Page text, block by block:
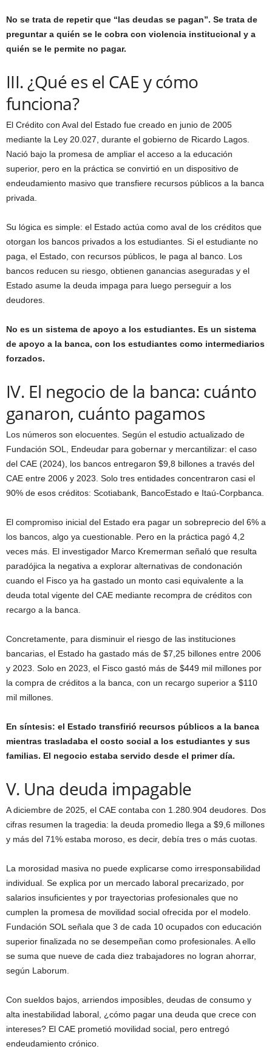
No se trata de repetir que “las deudas se pagan”. Se trata de
preguntar a quién se le cobra con violencia institucional y a
quién se le permite no pagar.
III. ¿Qué es el CAE y cómo
funciona?
El Crédito con Aval del Estado fue creado en junio de 2005
mediante la Ley 20.027, durante el gobierno de Ricardo Lagos.
Nació bajo la promesa de ampliar el acceso a la educación
superior, pero en la práctica se convirtió en un dispositivo de
endeudamiento masivo que transfiere recursos públicos a la banca
privada.
Su lógica es simple: el Estado actúa como aval de los créditos que
otorgan los bancos privados a los estudiantes. Si el estudiante no
paga, el Estado, con recursos públicos, le paga al banco. Los
bancos reducen su riesgo, obtienen ganancias aseguradas y el
Estado asume la deuda impaga para luego perseguir a los
deudores.
No es un sistema de apoyo a los estudiantes. Es un sistema
de apoyo a la banca, con los estudiantes como intermediarios
forzados.
IV. El negocio de la banca: cuánto
ganaron, cuánto pagamos
Los números son elocuentes. Según el estudio actualizado de
Fundación SOL, Endeudar para gobernar y mercantilizar: el caso
del CAE (2024), los bancos entregaron $9,8 billones a través del
CAE entre 2006 y 2023. Solo tres entidades concentraron casi el
90% de esos créditos: Scotiabank, BancoEstado e Itaú-Corpbanca.
El compromiso inicial del Estado era pagar un sobreprecio del 6% a
los bancos, algo ya cuestionable. Pero en la práctica pagó 4,2
veces más. El investigador Marco Kremerman señaló que resulta
paradójica la negativa a explorar alternativas de condonación
cuando el Fisco ya ha gastado un monto casi equivalente a la
deuda total vigente del CAE mediante recompra de créditos con
recargo a la banca.
Concretamente, para disminuir el riesgo de las instituciones
bancarias, el Estado ha gastado más de $7,25 billones entre 2006
y 2023. Solo en 2023, el Fisco gastó más de $449 mil millones por
la compra de créditos a la banca, con un recargo superior a $110
mil millones.
En síntesis: el Estado transfirió recursos públicos a la banca
mientras trasladaba el costo social a los estudiantes y sus
familias. El negocio estaba servido desde el primer día.
V. Una deuda impagable
A diciembre de 2025, el CAE contaba con 1.280.904 deudores. Dos
cifras resumen la tragedia: la deuda promedio llega a $9,6 millones
y más del 71% estaba moroso, es decir, debía tres o más cuotas.
La morosidad masiva no puede explicarse como irresponsabilidad
individual. Se explica por un mercado laboral precarizado, por
salarios insuficientes y por trayectorias profesionales que no
cumplen la promesa de movilidad social ofrecida por el modelo.
Fundación SOL señala que 3 de cada 10 ocupados con educación
superior finalizada no se desempeñan como profesionales. A ello
se suma que nueve de cada diez trabajadores no logran ahorrar,
según Laborum.
Con sueldos bajos, arriendos imposibles, deudas de consumo y
alta inestabilidad laboral, ¿cómo pagar una deuda que crece con
intereses? El CAE prometió movilidad social, pero entregó
endeudamiento crónico.